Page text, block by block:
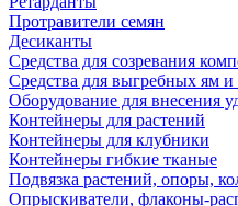
Протравители семян
Десиканты
Средства для созревания
Средства для выгребных ям и
Оборудование для внесения
Контейнеры для растений
Контейнеры для клубники
Контейнеры гибкие тканые
Подвязка растений, опоры,
Опрыскиватели, флаконы-